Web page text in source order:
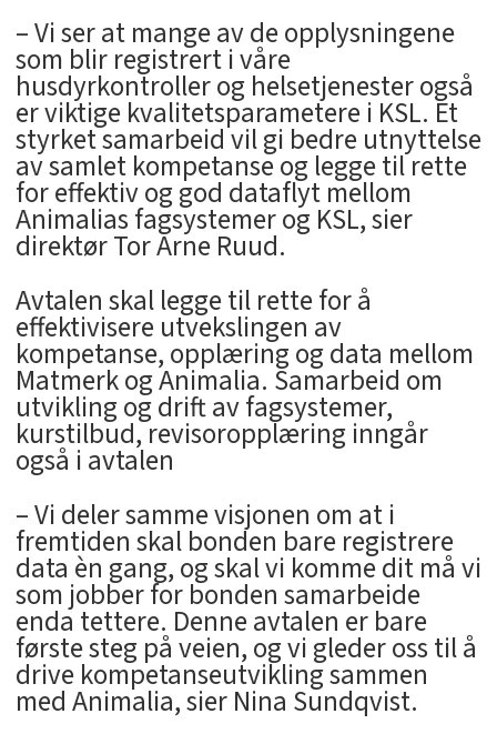
– Vi ser at mange av de opplysningene
som blir registrert i våre
husdyrkontroller og helsetjenester også
er viktige kvalitetsparametere i KSL. Et
styrket samarbeid vil gi bedre utnyttelse
av samlet kompetanse og legge til rette
for effektiv og god dataflyt mellom
Animalias fagsystemer og KSL, sier
direktør Tor Arne Ruud.
Avtalen skal legge til rette for å
effektivisere utvekslingen av
kompetanse, opplæring og data mellom
Matmerk og Animalia. Samarbeid om
utvikling og drift av fagsystemer,
kurstilbud, revisoropplæring inngår
også i avtalen
– Vi deler samme visjonen om at i
fremtiden skal bonden bare registrere
data èn gang, og skal vi komme dit må vi
som jobber for bonden samarbeide
enda tettere. Denne avtalen er bare
første steg på veien, og vi gleder oss til å
drive kompetanseutvikling sammen
med Animalia, sier Nina Sundqvist.